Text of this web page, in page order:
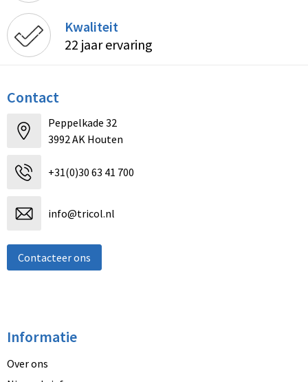
Kwaliteit
22 jaar ervaring
Contact
Peppelkade 32
3992 AK Houten
+31(0)30 63 41 700
info@tricol.nl
Contacteer ons
Informatie
Over ons